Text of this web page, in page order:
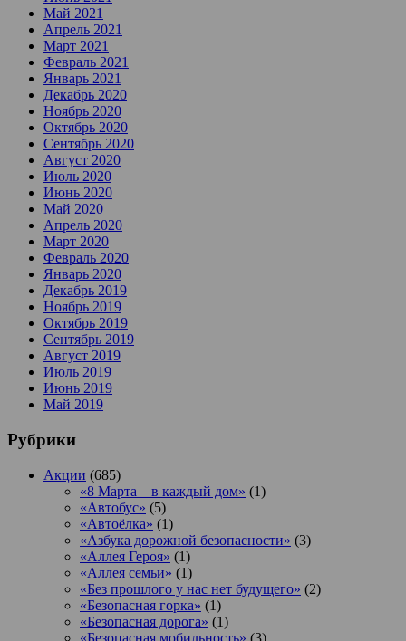
Май 2021
Апрель 2021
Март 2021
Февраль 2021
Январь 2021
Декабрь 2020
Ноябрь 2020
Октябрь 2020
Сентябрь 2020
Август 2020
Июль 2020
Июнь 2020
Май 2020
Апрель 2020
Март 2020
Февраль 2020
Январь 2020
Декабрь 2019
Ноябрь 2019
Октябрь 2019
Сентябрь 2019
Август 2019
Июль 2019
Июнь 2019
Май 2019
Рубрики
Акции (685)
«8 Марта – в каждый дом» (1)
«Автобус» (5)
«Автоёлка» (1)
«Азбука дорожной безопасности» (3)
«Аллея Героя» (1)
«Аллея семьи» (1)
«Без прошлого у нас нет будущего» (2)
«Безопасная горка» (1)
«Безопасная дорога» (1)
«Безопасная мобильность» (3)